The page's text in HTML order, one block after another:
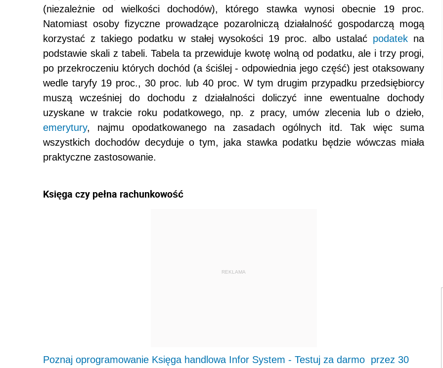
(niezależnie od wielkości dochodów), którego stawka wynosi obecnie 19 proc.
Natomiast osoby fizyczne prowadzące pozarolniczą działalność gospodarczą mogą
korzystać z takiego podatku w stałej wysokości 19 proc. albo ustalać podatek na
podstawie skali z tabeli. Tabela ta przewiduje kwotę wolną od podatku, ale i trzy progi,
po przekroczeniu których dochód (a ściślej - odpowiednia jego część) jest otaksowany
wedle taryfy 19 proc., 30 proc. lub 40 proc. W tym drugim przypadku przedsiębiorcy
muszą wcześniej do dochodu z działalności doliczyć inne ewentualne dochody
uzyskane w trakcie roku podatkowego, np. z pracy, umów zlecenia lub o dzieło,
emerytury, najmu opodatkowanego na zasadach ogólnych itd. Tak więc suma
wszystkich dochodów decyduje o tym, jaka stawka podatku będzie wówczas miała
praktyczne zastosowanie.
Księga czy pełna rachunkowość
REKLAMA
Poznaj oprogramowanie Księga handlowa Infor System - Testuj za darmo przez 30